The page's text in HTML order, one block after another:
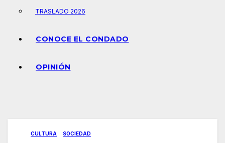
TRASLADO 2026
CONOCE EL CONDADO
OPINIÓN
CULTURA SOCIEDAD